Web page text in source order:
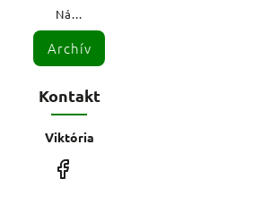
Ná...
Archív
Kontakt
Viktória